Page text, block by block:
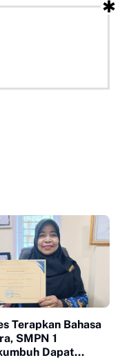
Terapkan Bahasa
SMPN 1
Dapat